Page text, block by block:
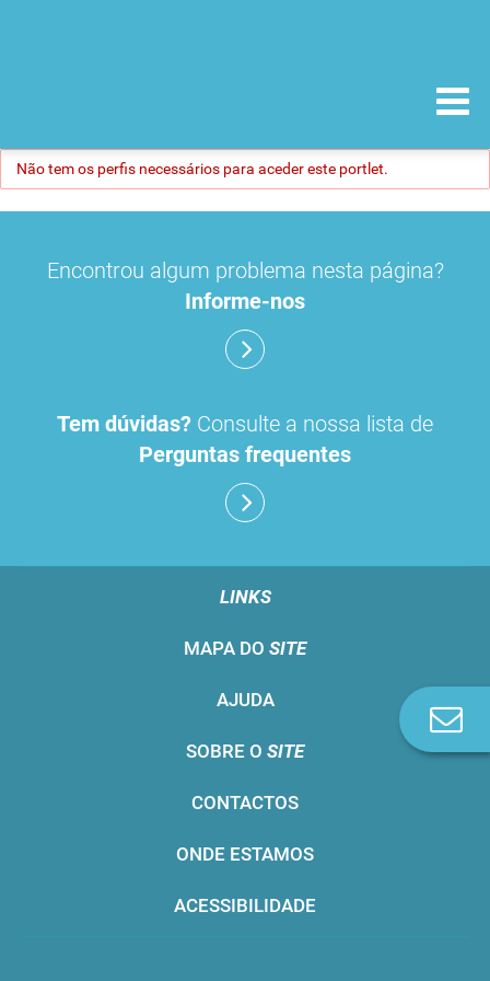
Não tem os perfis necessários para aceder este portlet.
Encontrou algum problema nesta página?
Informe-nos
Tem dúvidas? Consulte a nossa lista de
Perguntas frequentes
LINKS
MAPA DO SITE
AJUDA
SOBRE O SITE
CONTACTOS
ONDE ESTAMOS
ACESSIBILIDADE